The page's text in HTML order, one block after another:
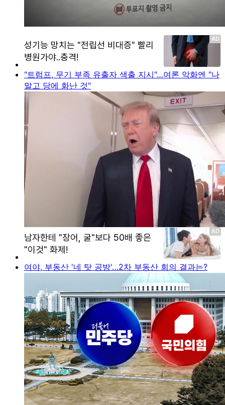
"트럼프, 무기 부족 유출자 색출 지시"…여론 악화엔 "나
말고 당에 화난 것"
여야, 부동산 '네 탓 공방'…2차 부동산 회의 결과는?